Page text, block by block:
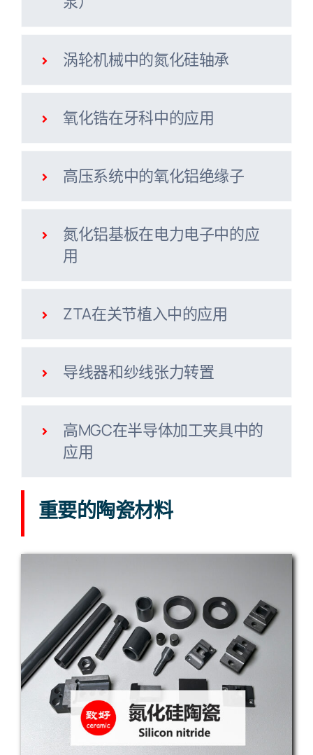
涡轮机械中的氮化硅轴承
氧化锆在牙科中的应用
高压系统中的氧化铝绝缘子
氮化铝基板在电力电子中的应
用
ZTA在关节植入中的应用
导线器和纱线张力转置
高MGC在半导体加工夹具中的
应用
重要的陶瓷材料